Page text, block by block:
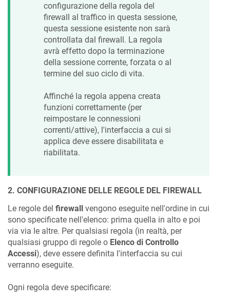
configurazione della regola del
firewall al traffico in questa sessione,
questa sessione esistente non sarà
controllata dal firewall. La regola
avrà effetto dopo la terminazione
della sessione corrente, forzata o al
termine del suo ciclo di vita.
Affinché la regola appena creata
funzioni correttamente (per
reimpostare le connessioni
correnti/attive), l'interfaccia a cui si
applica deve essere disabilitata e
riabilitata.
2. CONFIGURAZIONE DELLE REGOLE DEL FIREWALL
Le regole del firewall vengono eseguite nell'ordine in cui
sono specificate nell'elenco: prima quella in alto e poi
via via le altre. Per qualsiasi regola (in realtà, per
qualsiasi gruppo di regole o Elenco di Controllo
Accessi), deve essere definita l'interfaccia su cui
verranno eseguite.
Ogni regola deve specificare: